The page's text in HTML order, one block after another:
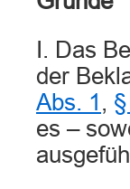
I. Das
der
Abs. 1 ,
es –